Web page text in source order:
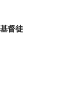
督徒